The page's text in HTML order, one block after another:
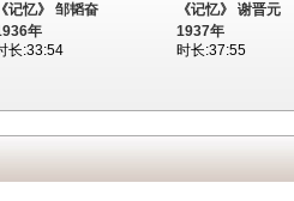
《记忆》 邹韬奋
年
长:33:54
《记忆》 谢晋元
1937年
时长:37:55